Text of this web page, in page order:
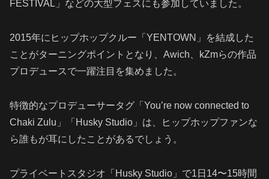
FESTIVAL」などの大型フェスにも参加していました。
2015年にヒップホップクルー「YENTOWN」を結成した
ことがターニングポイントとなり、Awich、kZmらの作品
プロデュースで一躍注目を集めました。
特徴的なプロデューサータグ「You’re now connected to
Chaki Zulu」「Husky Studio」は、ヒップホップファンな
ら誰もが耳にしたことがあるでしょう。
プライベートスタジオ「Husky Studio」で1日14〜15時間